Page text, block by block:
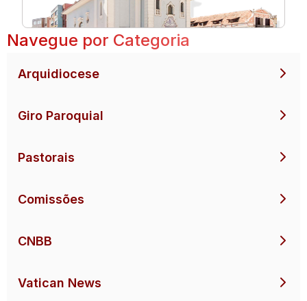
Navegue por Categoria
Arquidiocese
Giro Paroquial
Pastorais
Comissões
CNBB
Vatican News